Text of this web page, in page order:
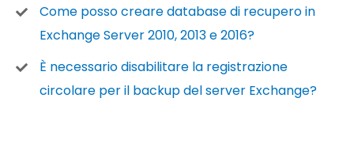
Come posso creare database di recupero in
Exchange Server 2010, 2013 e 2016?
È necessario disabilitare la registrazione
circolare per il backup del server Exchange?